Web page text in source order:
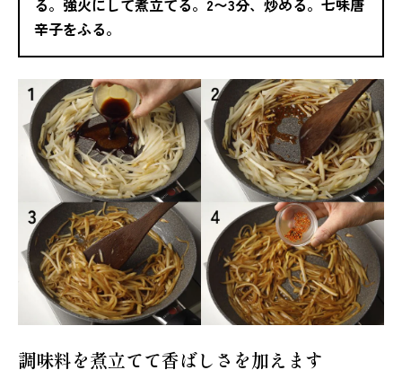
る。強火にして煮立てる。2〜3分、炒める。七味唐
辛子をふる。
調味料を煮立てて香ばしさを加えます